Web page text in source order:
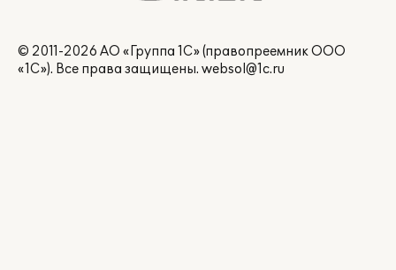
© 2011-2026 АО «Группа 1С» (правопреемник ООО
«1С»). Все права защищены. websol@1c.ru